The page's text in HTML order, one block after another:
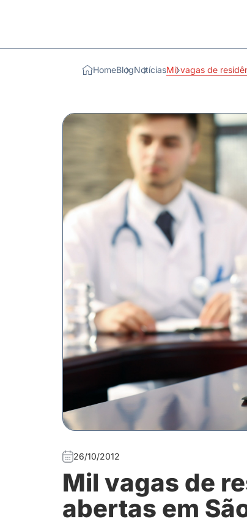
HomeBlogNotíciasMil vagas de
26/10/2012
Mil vagas de
abertas em